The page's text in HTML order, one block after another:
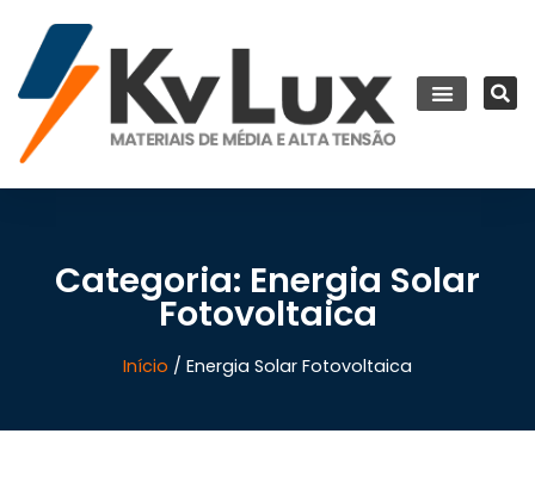
Categoria: Energia Solar
Fotovoltaica
Início / Energia Solar Fotovoltaica